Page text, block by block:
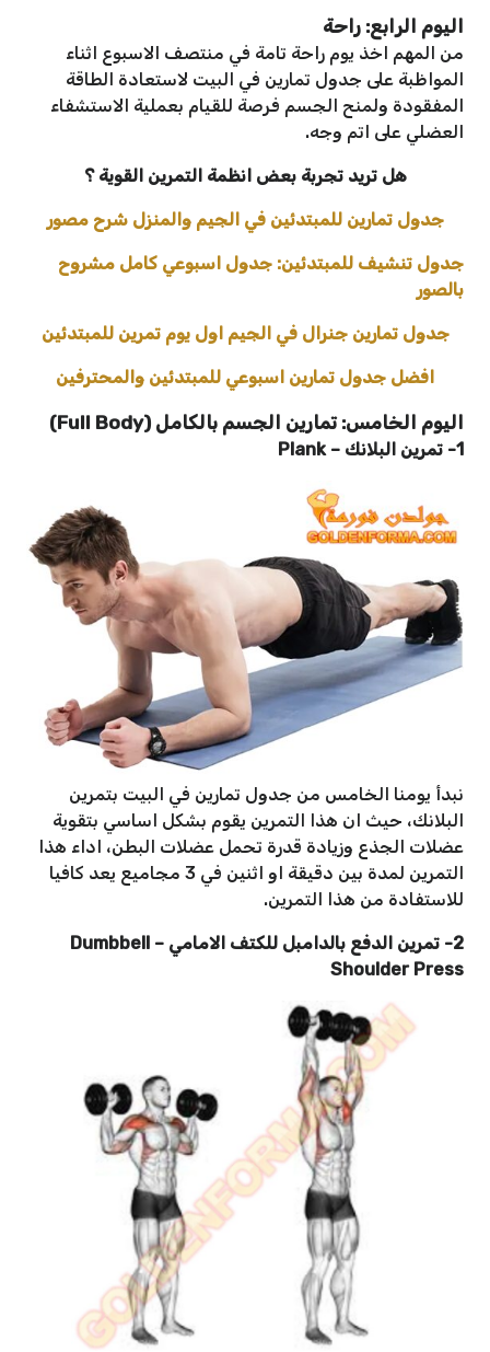
اليوم الرابع: راحة
من المهم اخذ يوم راحة تامة في منتصف الاسبوع اثناء
المواظبة على جدول تمارين في البيت لاستعادة الطاقة
المفقودة ولمنح الجسم فرصة للقيام بعملية الاستشفاء
العضلي على اتم وجه.
هل تريد تجربة بعض انظمة التمرين القوية ؟
جدول تمارين للمبتدئين في الجيم والمنزل شرح مصور
جدول تنشيف للمبتدئين: جدول اسبوعي كامل مشروح
بالصور
جدول تمارين جنرال في الجيم اول يوم تمرين للمبتدئين
افضل جدول تمارين اسبوعي للمبتدئين والمحترفين
اليوم الخامس: تمارين الجسم بالكامل (Full Body)
1- تمرين البلانك –
Plank
نبدأ يومنا الخامس من جدول تمارين في البيت بتمرين
البلانك، حيث ان هذا التمرين يقوم بشكل اساسي بتقوية
عضلات الجذع وزيادة قدرة تحمل عضلات البطن، اداء هذا
التمرين لمدة بين دقيقة او اثنين في 3 مجاميع يعد كافيا
للاستفادة من هذا التمرين.
2- تمرين الدفع بالدامبل للكتف الامامي –
Dumbbell
Shoulder Press